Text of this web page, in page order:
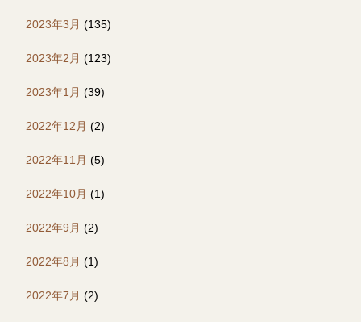
2023年3月 (135)
2023年2月 (123)
2023年1月 (39)
2022年12月 (2)
2022年11月 (5)
2022年10月 (1)
2022年9月 (2)
2022年8月 (1)
2022年7月 (2)